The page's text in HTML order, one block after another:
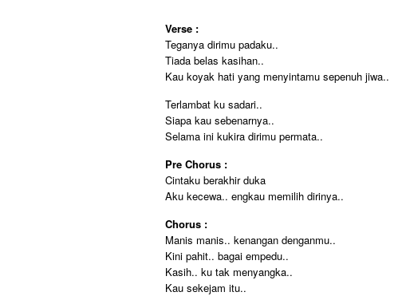
Verse :
Teganya dirimu padaku..
Tiada belas kasihan..
Kau koyak hati yang menyintamu sepenuh jiwa..
Terlambat ku sadari..
Siapa kau sebenarnya..
Selama ini kukira dirimu permata..
Pre Chorus :
Cintaku berakhir duka
Aku kecewa.. engkau memilih dirinya..
Chorus :
Manis manis.. kenangan denganmu..
Kini pahit.. bagai empedu..
Kasih.. ku tak menyangka..
Kau sekejam itu..